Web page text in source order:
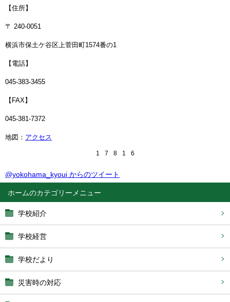
ホーム
学校紹介
学校経営
学校だより
災害時の対応
【住所】
〒 240-0051
横浜市保土ケ谷区上菅田町1574番の1
【電話】
045-383-3455
【FAX】
045-381-7372
地図： アクセス
1 7 8 1 6
@yokohama_kyoui からのツイート